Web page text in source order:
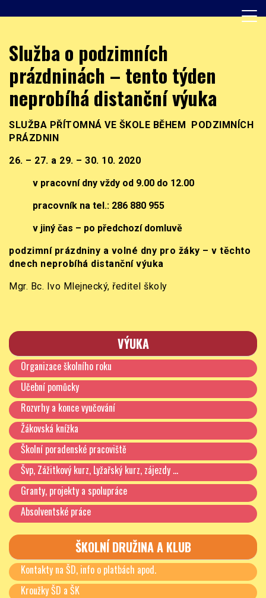
to
ZŠ Burešova
Služba o podzimních
prázdninách – tento týden
neprobíhá distanční výuka
SLUŽBA PŘÍTOMNÁ VE ŠKOLE BĚHEM PODZIMNÍCH
PRÁZDNIN
26. – 27. a 29. – 30. 10. 2020
v pracovní dny vždy od 9.00 do 12.00
pracovník na tel.: 286 880 955
v jiný čas – po předchozí domluvě
podzimní prázdniny a volné dny pro žáky – v těchto
dnech neprobíhá distanční výuka
Mgr. Bc. Ivo Mlejnecký, ředitel školy
VÝUKA
Organizace školního roku
Učební pomůcky
Rozvrhy a konce vyučování
Žákovská knížka
Školní poradenské pracoviště
Švp, Zážitkový kurz, Lyžařský kurz, zájezdy …
Granty, projekty a spolupráce
Absolventské práce
ŠKOLNÍ DRUŽINA A KLUB
Kontakty na ŠD, info o platbách apod.
Kroužky ŠD a ŠK